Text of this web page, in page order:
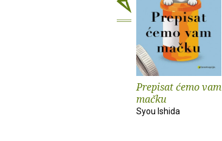
Prepisat ćemo vam
mačku
Syou Ishida